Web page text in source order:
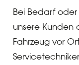
Bei Bedarf
unsere
Fahrzeug vor